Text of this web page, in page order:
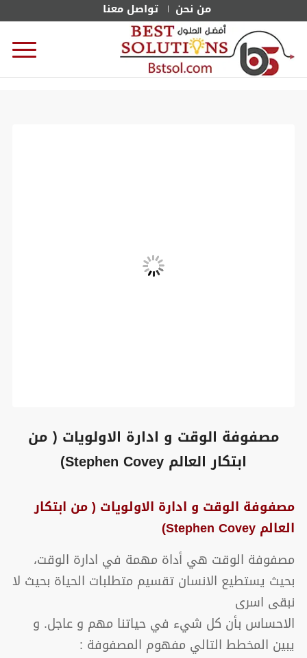
من نحن تواصل معنا
مصفوفة الوقت و ادارة الاولويات ( من
ابتكار العالم Stephen Covey)
مصفوفة الوقت و ادارة الاولويات ( من ابتكار
العالم Stephen Covey)
مصفوفة الوقت هي أداة مهمة في ادارة الوقت،
بحيث يستطيع الانسان تقسيم متطلبات الحياة بحيث لا
نبقى اسرى
الاحساس بأن كل شيء في حياتنا مهم و عاجل. و
يبين المخطط التالي مفهوم المصفوفة :